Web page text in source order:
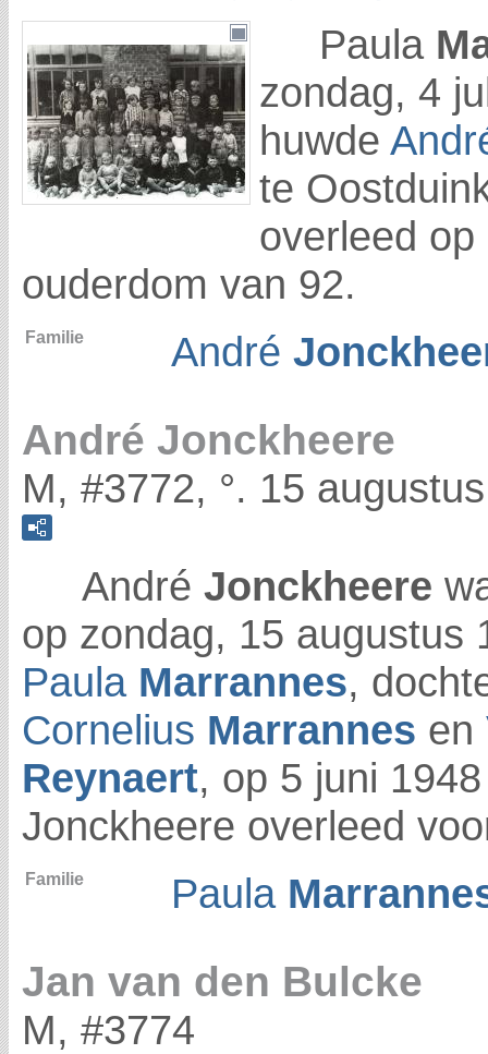
Paula
zondag, 4
huwde
te
overleed
ouderdom van 92.
Familie André
André Jonckheere
M, #3772, °. 15
André Jonckheere
op zondag, 15 augustus
Paula Marrannes,
Cornelius Marrannes en
Reynaert, op 5 juni
Jonckheere overleed
Familie Paula
Jan van den Bulcke
M, #3774